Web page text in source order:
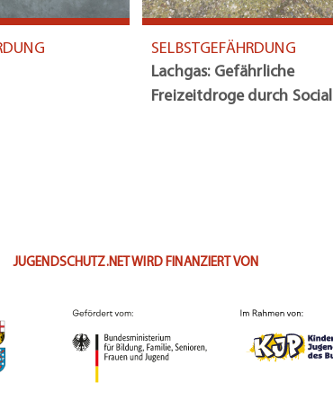
SELBSTGEFÄHRDUNG
Lachgas: Gefährliche
Freizeitdroge durch Social
JUGENDSCHUTZ.NET WIRD FINANZIERT VON